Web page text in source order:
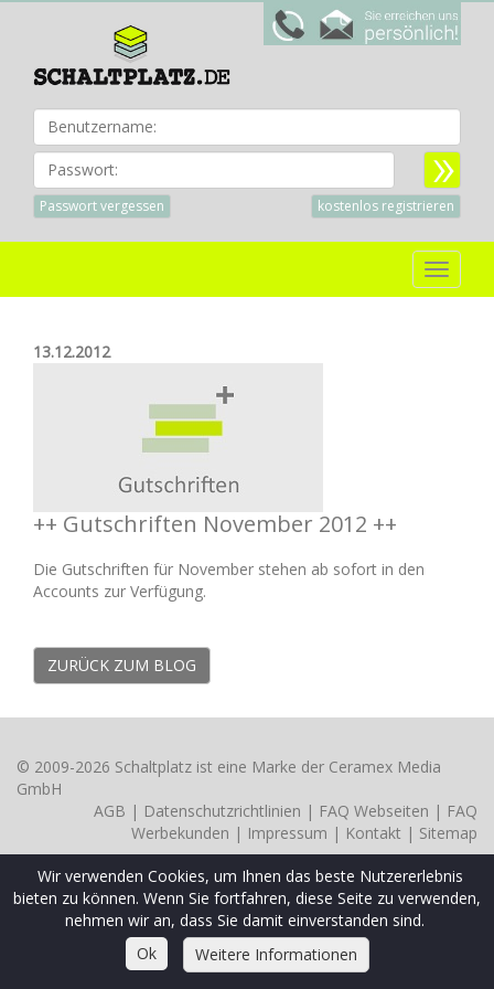
Passwort:
Passwort vergessen kostenlos registrieren
Toggle
13.12.2012
++ Gutschriften November 2012 ++
Die Gutschriften für November stehen ab sofort in den
Accounts zur Verfügung.
ZURÜCK ZUM BLOG
© 2009-2026 Schaltplatz ist eine Marke der Ceramex Media
GmbH
AGB | Datenschutzrichtlinien | FAQ Webseiten | FAQ
Werbekunden | Impressum | Kontakt | Sitemap
Wir verwenden Cookies, um Ihnen das beste Nutzererlebnis
bieten zu können. Wenn Sie fortfahren, diese Seite zu verwenden,
nehmen wir an, dass Sie damit einverstanden sind.
Ok
Weitere Informationen